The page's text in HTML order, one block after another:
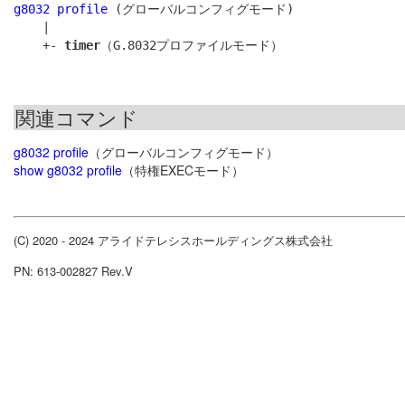
g8032 profile (グローバルコンフィグモード)
    +-
timer
関連コマンド
g8032 profile （グローバルコンフィグモード）
show g8032 profile （特権EXECモード）
(C) 2020 - 2024 アライドテレシスホールディングス株式会社
PN: 613-002827 Rev.V